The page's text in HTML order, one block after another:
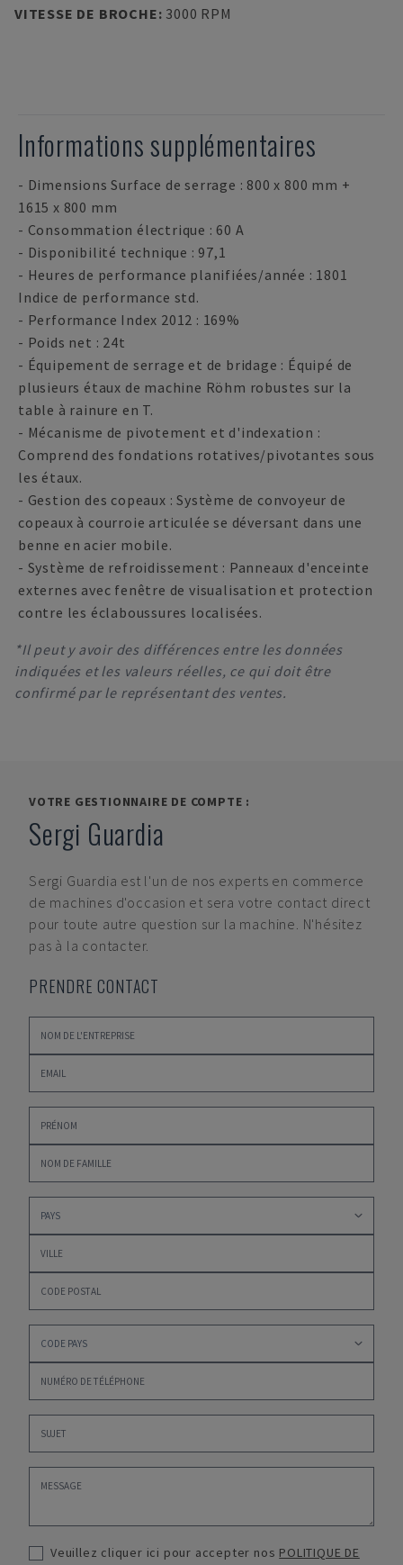
VITESSE DE BROCHE: 3000 RPM
Informations supplémentaires
- Dimensions Surface de serrage : 800 x 800 mm +
1615 x 800 mm
- Consommation électrique : 60 A
- Disponibilité technique : 97,1
- Heures de performance planifiées/année : 1801
Indice de performance std.
- Performance Index 2012 : 169%
- Poids net : 24t
- Équipement de serrage et de bridage : Équipé de
plusieurs étaux de machine Röhm robustes sur la
table à rainure en T.
- Mécanisme de pivotement et d'indexation :
Comprend des fondations rotatives/pivotantes sous
les étaux.
- Gestion des copeaux : Système de convoyeur de
copeaux à courroie articulée se déversant dans une
benne en acier mobile.
- Système de refroidissement : Panneaux d'enceinte
externes avec fenêtre de visualisation et protection
contre les éclaboussures localisées.
*Il peut y avoir des différences entre les données
indiquées et les valeurs réelles, ce qui doit être
confirmé par le représentant des ventes.
VOTRE GESTIONNAIRE DE COMPTE :
Sergi Guardia
Sergi Guardia est l'un de nos experts en commerce
de machines d'occasion et sera votre contact direct
pour toute autre question sur la machine. N'hésitez
pas à la contacter.
PRENDRE CONTACT
Veuillez cliquer ici pour accepter nos POLITIQUE DE